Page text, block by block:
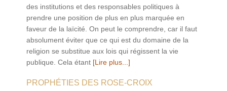
des institutions et des responsables politiques à
prendre une position de plus en plus marquée en
faveur de la laïcité. On peut le comprendre, car il faut
absolument éviter que ce qui est du domaine de la
religion se substitue aux lois qui régissent la vie
publique. Cela étant [Lire plus...]
PROPHÉTIES DES ROSE-CROIX